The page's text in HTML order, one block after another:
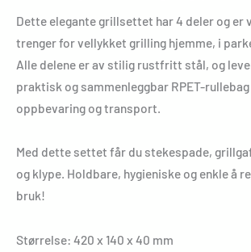
Dette elegante grillsettet har 4 deler og er
trenger for vellykket grilling hjemme, i
Alle delene er av stilig rustfritt stål, og
praktisk og sammenleggbar RPET-
oppbevaring og transport.
Med dette settet får du stekespade,
og klype. Holdbare, hygieniske og enkle å
bruk!
Størrelse: 420 x 140 x 40 mm